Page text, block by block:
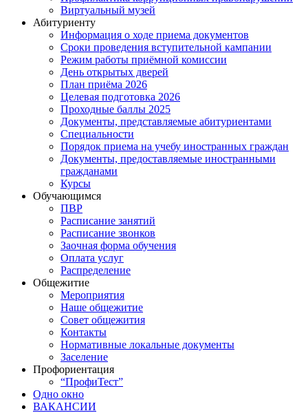
Виртуальный музей
Абитуриенту
Информация о ходе приема документов
Сроки проведения вступительной кампании
Режим работы приёмной комиссии
День открытых дверей
План приёма 2026
Целевая подготовка 2026
Проходные баллы 2025
Документы, представляемые абитуриентами
Специальности
Порядок приема на учебу иностранных граждан
Документы, предоставляемые иностранными
гражданами
Курсы
Обучающимся
ПВР
Расписание занятий
Расписание звонков
Заочная форма обучения
Оплата услуг
Распределение
Общежитие
Мероприятия
Наше общежитие
Совет общежития
Контакты
Нормативные локальные документы
Заселение
Профориентация
“ПрофиТест”
Одно окно
ВАКАНСИИ